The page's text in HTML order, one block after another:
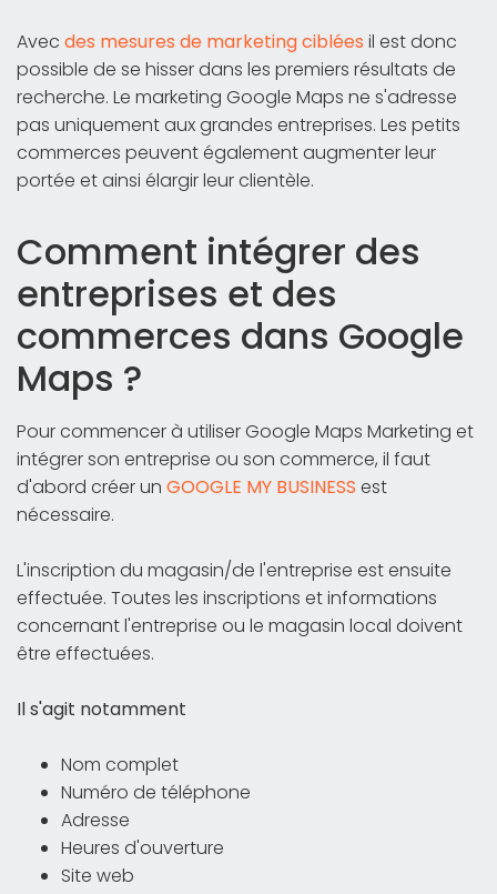
Avec des mesures de marketing ciblées il est donc
possible de se hisser dans les premiers résultats de
recherche. Le marketing Google Maps ne s'adresse
pas uniquement aux grandes entreprises. Les petits
commerces peuvent également augmenter leur
portée et ainsi élargir leur clientèle.
Comment intégrer des
entreprises et des
commerces dans Google
Maps ?
Pour commencer à utiliser Google Maps Marketing et
intégrer son entreprise ou son commerce, il faut
d'abord créer un GOOGLE MY BUSINESS est
nécessaire.
L'inscription du magasin/de l'entreprise est ensuite
effectuée. Toutes les inscriptions et informations
concernant l'entreprise ou le magasin local doivent
être effectuées.
Il s'agit notamment
Nom complet
Numéro de téléphone
Adresse
Heures d'ouverture
Site web